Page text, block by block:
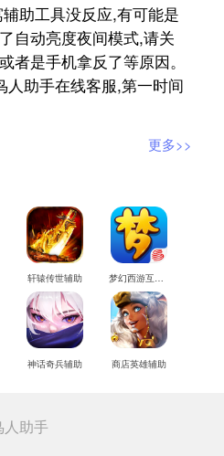
助工具没反应,有可能是
自动亮度夜间模式,请关
者是手机拿反了等原因。
助手在线客服,第一时间
更多>>
轩辕传世辅助 梦幻西游互通版辅助
神话奇兵辅助 商店英雄辅助
人助手